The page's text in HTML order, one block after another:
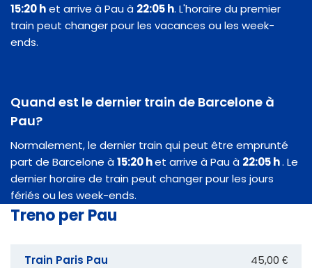
15:20 het arrive à Pau à 22:05 h. L'horaire du premier
train peut changer pour les vacances ou les week-
ends.
Quand est le dernier train de Barcelone à
Pau?
Normalement, le dernier train qui peut être emprunté
part de Barcelone à15:20 het arrive à Pau à 22:05 h. Le
dernier horaire de train peut changer pour les jours
fériés ou les week-ends.
Treno per Pau
Train Paris Pau 45,00 €